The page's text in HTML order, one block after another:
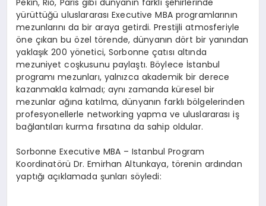
yürüttüğü uluslararası Executive MBA programlarının
mezunlarını da bir araya getirdi. Prestijli atmosferiyle
öne çıkan bu özel törende, dünyanın dört bir yanından
yaklaşık 200 yönetici, Sorbonne çatısı altında
mezuniyet coşkusunu paylaştı. Böylece İstanbul
programı mezunları, yalnızca akademik bir derece
kazanmakla kalmadı; aynı zamanda küresel bir
mezunlar ağına katılma, dünyanın farklı bölgelerinden
profesyonellerle networking yapma ve uluslararası iş
bağlantıları kurma fırsatına da sahip oldular.
Sorbonne Executive MBA – Istanbul Program
Koordinatörü Dr. Emirhan Altunkaya, törenin ardından
yaptığı açıklamada şunları söyledi: